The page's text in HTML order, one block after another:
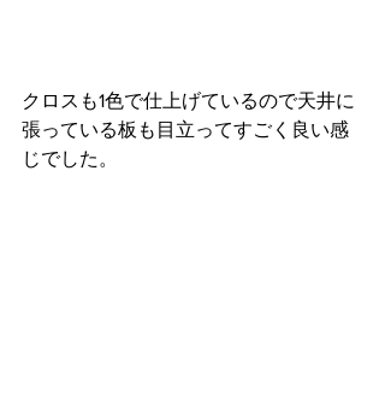
クロスも1色で仕上げているので天井に
張っている板も目立ってすごく良い感
じでした。